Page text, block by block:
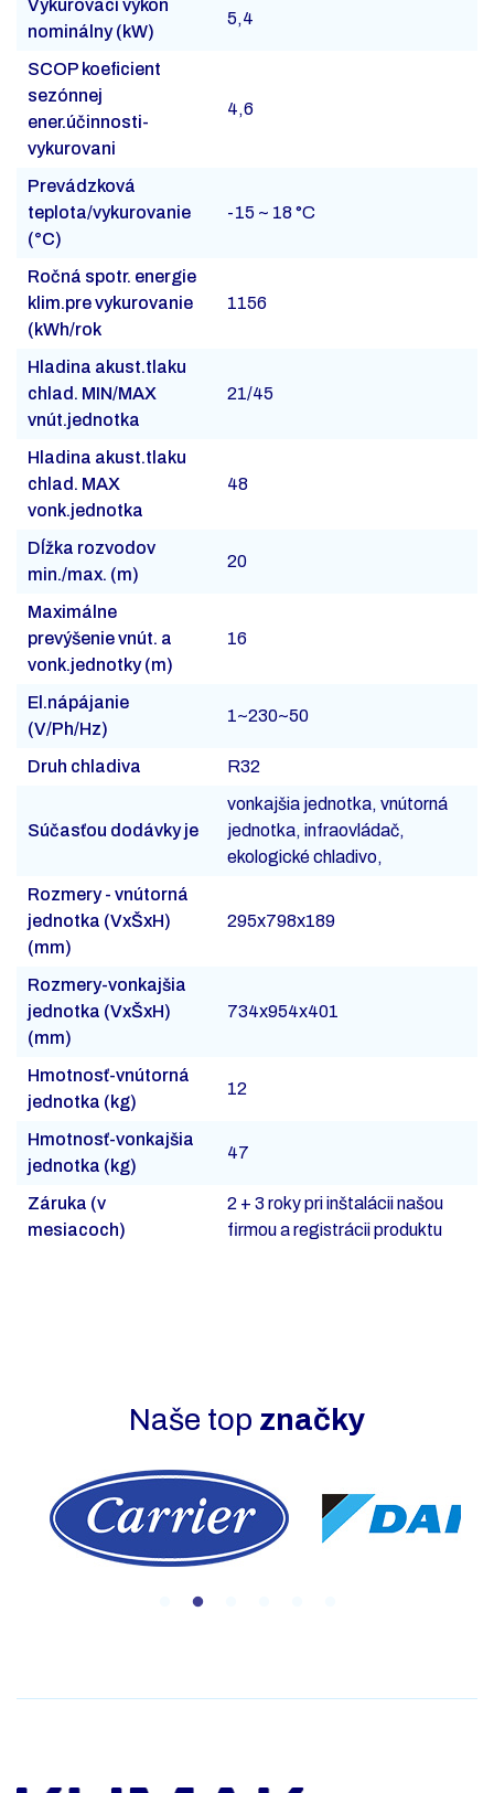
Vykurovací výkon
nominálny (kW)
5,4
SCOP koeficient
sezónnej
ener.účinnosti-
vykurovani
4,6
Prevádzková
teplota/vykurovanie
(°C)
-15 ~ 18 °C
Ročná spotr. energie
klim.pre vykurovanie
(kWh/rok
1156
Hladina akust.tlaku
chlad. MIN/MAX
vnút.jednotka
21/45
Hladina akust.tlaku
chlad. MAX
vonk.jednotka
48
Dĺžka rozvodov
min./max. (m)
20
Maximálne
prevýšenie vnút. a
vonk.jednotky (m)
16
El.nápájanie
(V/Ph/Hz)
1~230~50
Druh chladiva R32
Súčasťou dodávky je
vonkajšia jednotka, vnútorná
jednotka, infraovládač,
ekologické chladivo,
Rozmery - vnútorná
jednotka (VxŠxH)
(mm)
295x798x189
Rozmery-vonkajšia
jednotka (VxŠxH)
(mm)
734x954x401
Hmotnosť-vnútorná
jednotka (kg)
12
Hmotnosť-vonkajšia
jednotka (kg)
47
Záruka (v
mesiacoch)
2 + 3 roky pri inštalácii našou
firmou a registrácii produktu
Naše top značky